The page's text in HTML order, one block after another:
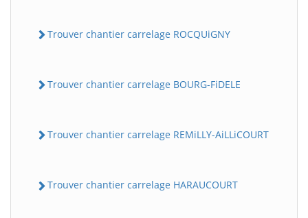
Trouver chantier carrelage ROCQUiGNY
Trouver chantier carrelage BOURG-FiDELE
Trouver chantier carrelage REMiLLY-AiLLiCOURT
Trouver chantier carrelage HARAUCOURT